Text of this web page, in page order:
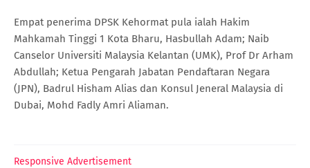
Empat penerima DPSK Kehormat pula ialah Hakim
Mahkamah Tinggi 1 Kota Bharu, Hasbullah Adam; Naib
Canselor Universiti Malaysia Kelantan (UMK), Prof Dr Arham
Abdullah; Ketua Pengarah Jabatan Pendaftaran Negara
(JPN), Badrul Hisham Alias dan Konsul Jeneral Malaysia di
Dubai, Mohd Fadly Amri Aliaman.
Responsive Advertisement